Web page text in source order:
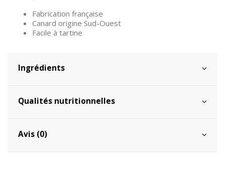
Fabrication française
Canard origine Sud-Ouest
Facile à tartine
Ingrédients
Qualités nutritionnelles
Avis (0)